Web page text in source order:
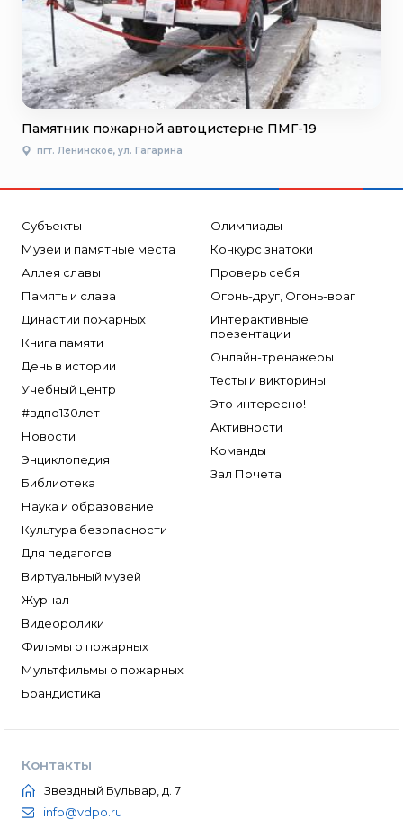
Памятник пожарной автоцистерне ПМГ-19
пгт. Ленинское, ул. Гагарина
Субъекты
Музеи и памятные места
Аллея славы
Память и слава
Династии пожарных
Книга памяти
День в истории
Учебный центр
#вдпо130лет
Новости
Энциклопедия
Библиотека
Наука и образование
Культура безопасности
Для педагогов
Виртуальный музей
Журнал
Видеоролики
Фильмы о пожарных
Мультфильмы о пожарных
Брандистика
Олимпиады
Конкурс знатоки
Проверь себя
Огонь-друг, Огонь-враг
Интерактивные
презентации
Онлайн-тренажеры
Тесты и викторины
Это интересно!
Активности
Команды
Зал Почета
Контакты
Звездный Бульвар, д. 7
info@vdpo.ru